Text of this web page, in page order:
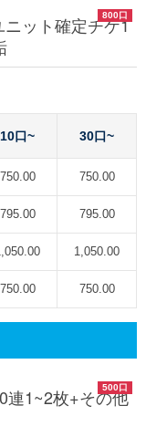
800口
ット確定チケ1
10口~ 30口~
750.00 750.00
795.00 795.00
1,050.00
750.00 750.00
500口
連1~2枚+その他